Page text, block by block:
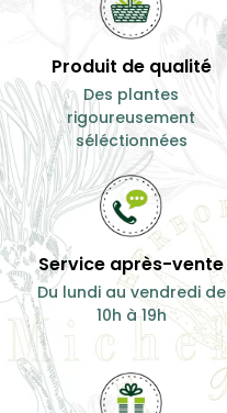
Produit de qualité
Des plantes
rigoureusement
séléctionnées
Service après-vente
Du lundi au vendredi de
10h à 19h